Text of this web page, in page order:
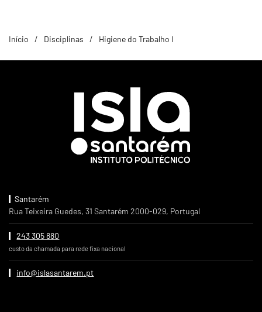
Início Disciplinas Higiene do Trabalho I
Santarém
Rua Teixeira Guedes, 31 Santarém 2000-029, Portugal
243 305 880
custo da chamada para rede fixa nacional
info@islasantarem.pt